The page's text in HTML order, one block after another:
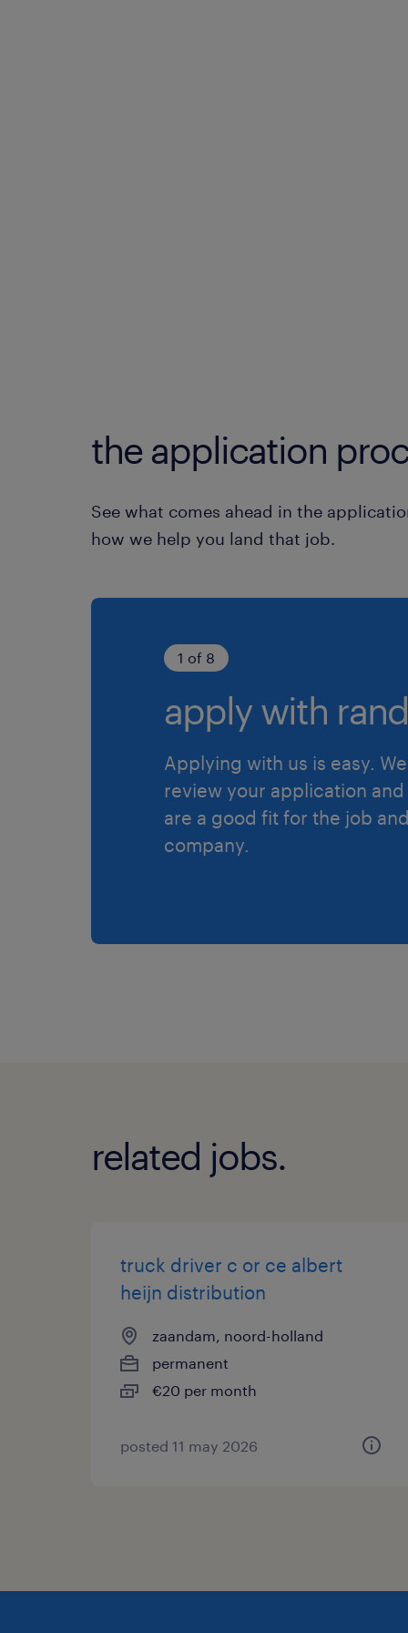
the application
See what comes ahead in the
how we help you land that job.
1 of 8
apply with
Applying with us is easy.
review your application and
are a good fit for the job
company.
related jobs.
truck driver c or ce albert
heijn distribution
zaandam, noord-holland
permanent
€20 per month
posted 11 may 2026